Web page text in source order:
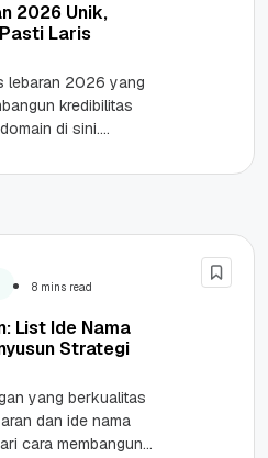
2026 Unik,
Laris
lebaran 2026 yang
kredibilitas
di sini.
8 mins read
List Ide Nama
Strategi
yang berkualitas
dan ide nama
cara membangun